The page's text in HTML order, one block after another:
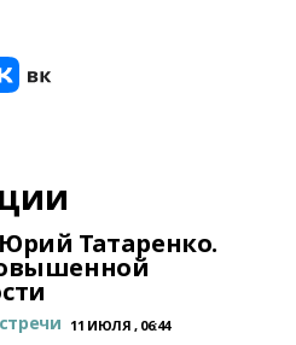
Татаренко.
11 ИЮЛЯ , 06:44